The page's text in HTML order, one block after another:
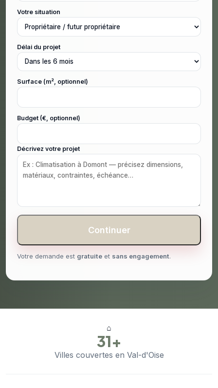
Votre situation
Délai du projet
Surface (m², optionnel)
Budget (€, optionnel)
Décrivez votre projet
Continuer
Votre demande est gratuite et sans engagement.
⌂
31+
Villes couvertes en Val-d'Oise